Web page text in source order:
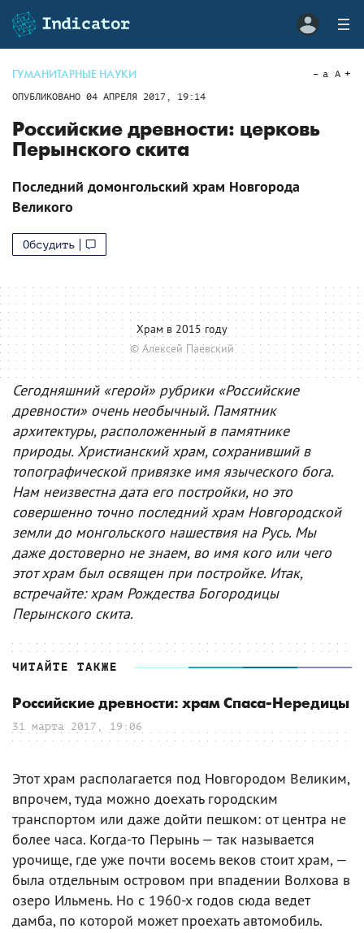
ГУМАНИТАРНЫЕ НАУКИ
ОПУБЛИКОВАНО 04 АПРЕЛЯ 2017, 19:14
a A
Российские древности: церковь
Перынского скита
Последний домонгольский храм Новгорода
Великого
Обсудить
Храм в 2015 году
© Алексей Паевский
Сегодняшний «герой» рубрики «Российские
древности» очень необычный. Памятник
архитектуры, расположенный в памятнике
природы. Христианский храм, сохранивший в
топографической привязке имя языческого бога.
Нам неизвестна дата его постройки, но это
совершенно точно последний храм Новгородской
земли до монгольского нашествия на Русь. Мы
даже достоверно не знаем, во имя кого или чего
этот храм был освящен при постройке. Итак,
встречайте: храм Рождества Богородицы
Перынского скита.
ЧИТАЙТЕ ТАКЖЕ
Российские древности: храм Спаса-Нередицы
31 марта 2017, 19:06
Этот храм располагается под Новгородом Великим,
впрочем, туда можно доехать городским
транспортом или даже дойти пешком: от центра не
более часа. Когда-то Перынь — так называется
урочище, где уже почти восемь веков стоит храм, —
была отдельным островом при впадении Волхова в
озеро Ильмень. Но с 1960-х годов сюда ведет
дамба, по которой может проехать автомобиль.